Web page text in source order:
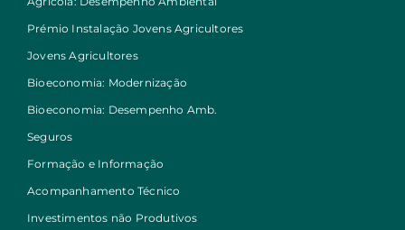
Prémio Instalação Jovens Agricultores
Jovens Agricultores
Bioeconomia: Modernização
Bioeconomia: Desempenho Amb.
Seguros
Formação e Informação
Acompanhamento Técnico
Investimentos não Produtivos